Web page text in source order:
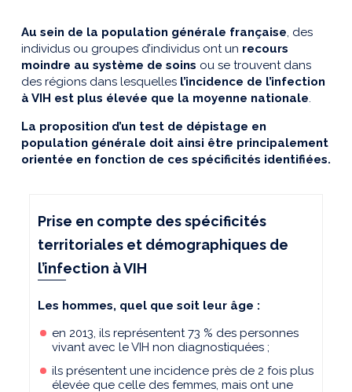
Au sein de la population générale française, des
individus ou groupes d’individus ont un recours
moindre au système de soins ou se trouvent dans
des régions dans lesquelles l’incidence de l’infection
à VIH est plus élevée que la moyenne nationale.
La proposition d’un test de dépistage en
population générale doit ainsi être principalement
orientée en fonction de ces spécificités identifiées.
Prise en compte des spécificités
territoriales et démographiques de
l’infection à VIH
Les hommes, quel que soit leur âge :
en 2013, ils représentent 73 % des personnes
vivant avec le VIH non diagnostiquées ;
ils présentent une incidence près de 2 fois plus
élevée que celle des femmes, mais ont une